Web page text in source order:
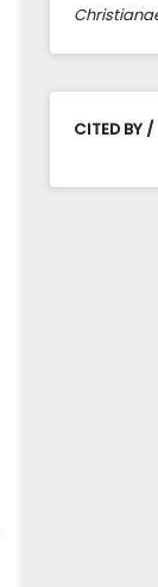
CITED BY /